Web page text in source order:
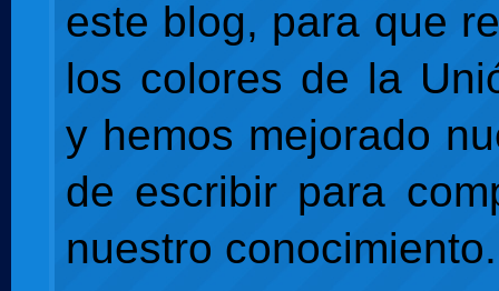
este blog, para que
los colores de la
y hemos mejorado
de escribir para
nuestro conocimiento.